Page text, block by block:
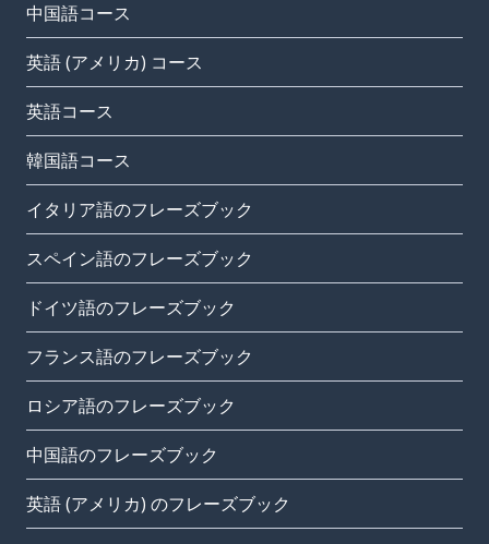
中国語コース
英語 (アメリカ) コース
英語コース
韓国語コース
イタリア語のフレーズブック
スペイン語のフレーズブック
ドイツ語のフレーズブック
フランス語のフレーズブック
ロシア語のフレーズブック
中国語のフレーズブック
英語 (アメリカ) のフレーズブック